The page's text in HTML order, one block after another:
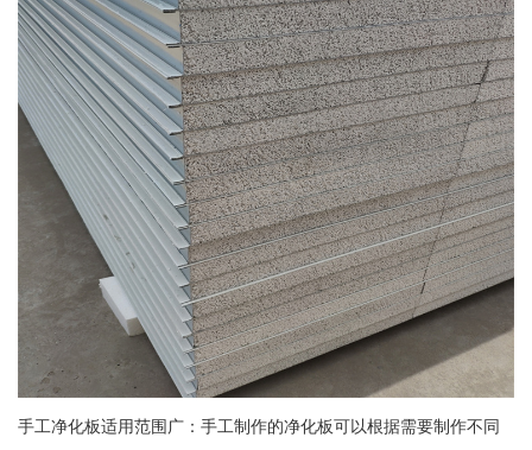
手工净化板适用范围广：手工制作的净化板可以根据需要制作不同